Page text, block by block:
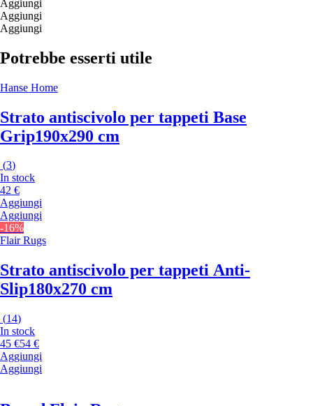
Aggiungi
Aggiungi
Aggiungi
Potrebbe esserti utile
Hanse Home
Strato antiscivolo per tappeti Base
Grip190x290 cm
(3)
In stock
42 €
Aggiungi
Aggiungi
-16%
Flair Rugs
Strato antiscivolo per tappeti Anti-
Slip180x270 cm
(14)
In stock
45 €54 €
Aggiungi
Aggiungi